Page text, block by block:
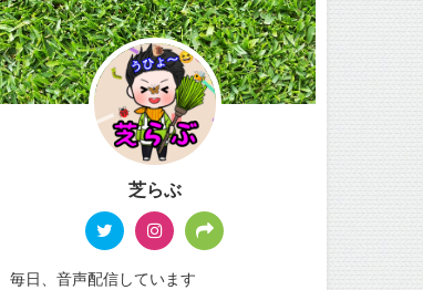
芝らぶ
毎日、音声配信しています